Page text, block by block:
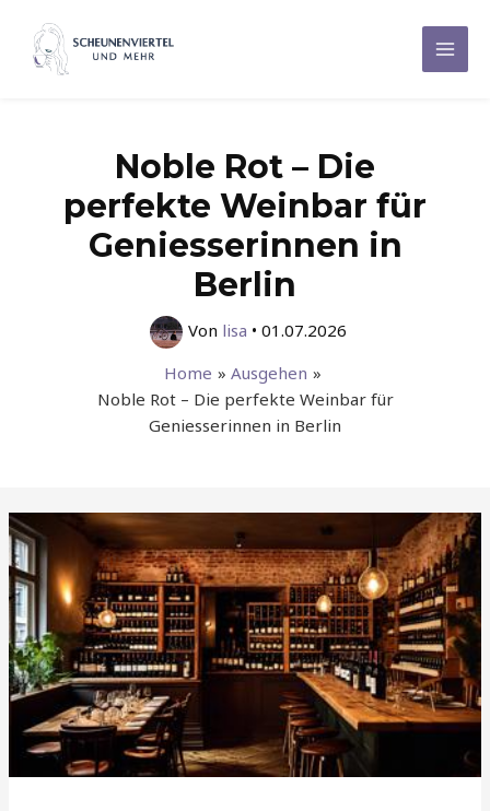
Inhalt
springen
Main
Noble Rot – Die
perfekte Weinbar für
Geniesserinnen in
Berlin
Von lisa • 01.07.2026
Home
Ausgehen
Noble Rot – Die perfekte Weinbar für
Geniesserinnen in Berlin